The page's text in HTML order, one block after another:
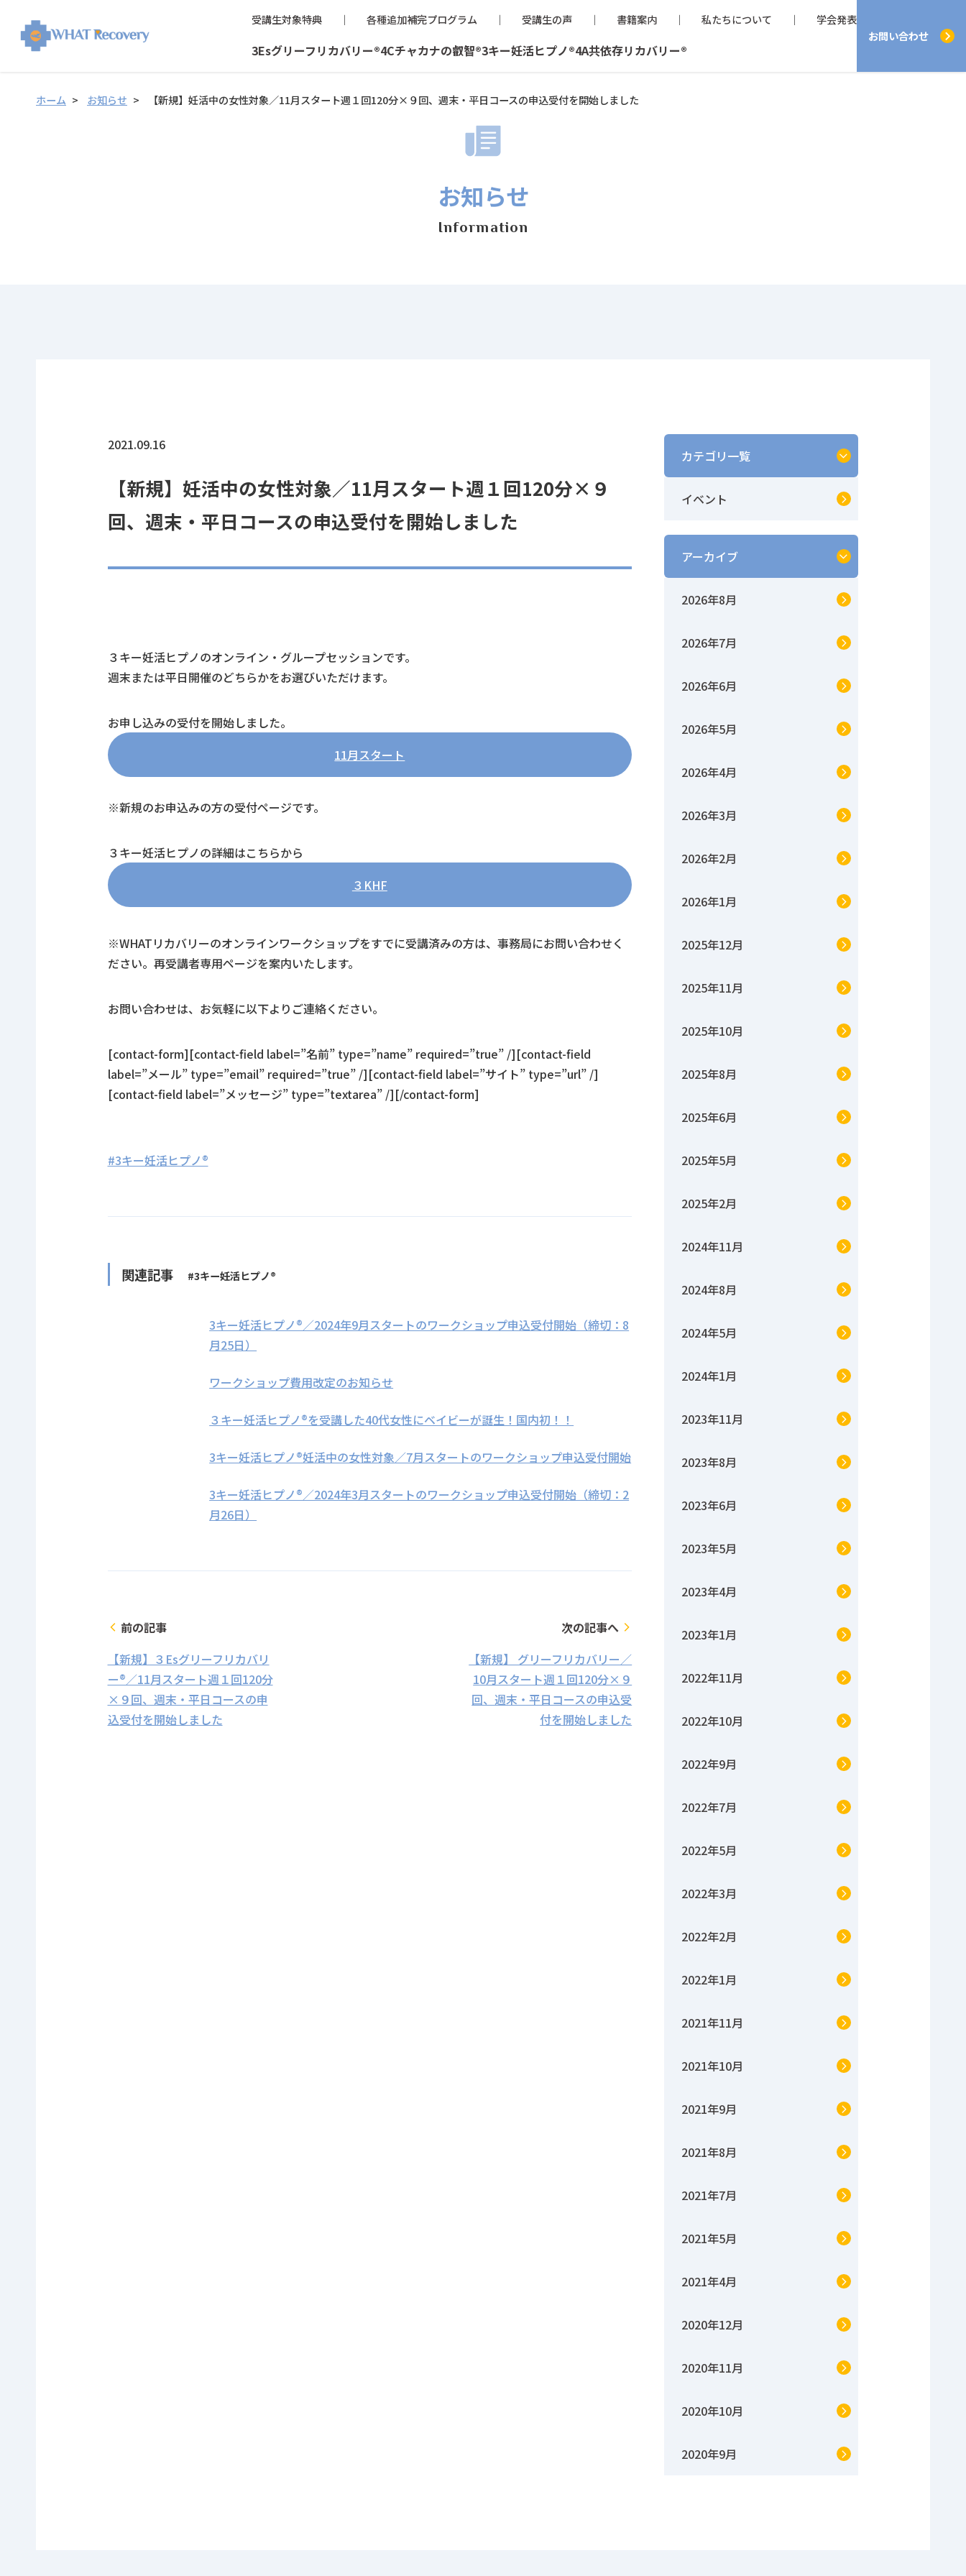
受講生対象特典 各種追加補完プログラム 受講生の声 書籍案内 私たちについて 学会発表
3Esグリーフリカバリー®4Cチャカナの叡智®3キー妊活ヒプノ®4A共依存リカバリー®
お問い合わせ
ホーム お知らせ 【新規】妊活中の女性対象／11月スタート週１回120分×９回、週末・平日コースの申込受付を開始しました
お知らせ
Information
2021.09.16
【新規】妊活中の女性対象／11月スタート週１回120分×９
回、週末・平日コースの申込受付を開始しました
３キー妊活ヒプノのオンライン・グループセッションです。
週末または平日開催のどちらかをお選びいただけます。
お申し込みの受付を開始しました。
11月スタート
※新規のお申込みの方の受付ページです。
３キー妊活ヒプノの詳細はこちらから
３KHF
※WHATリカバリーのオンラインワークショップをすでに受講済みの方は、事務局にお問い合わせく
ださい。再受講者専用ページを案内いたします。
お問い合わせは、お気軽に以下よりご連絡ください。
[contact-form][contact-field label=”名前” type=”name” required=”true” /][contact-field
label=”メール” type=”email” required=”true” /][contact-field label=”サイト” type=”url” /]
[contact-field label=”メッセージ” type=”textarea” /][/contact-form]
#3キー妊活ヒプノ®
関連記事 #3キー妊活ヒプノ®
3キー妊活ヒプノ®／2024年9月スタートのワークショップ申込受付開始（締切：8
月25日）
ワークショップ費用改定のお知らせ
３キー妊活ヒプノ®を受講した40代女性にベイビーが誕生！国内初！！
3キー妊活ヒプノ®妊活中の女性対象／7月スタートのワークショップ申込受付開始
3キー妊活ヒプノ®／2024年3月スタートのワークショップ申込受付開始（締切：2
月26日）
arrow_back_ios 前の記事
【新規】３Esグリーフリカバリ
ー®／11月スタート週１回120分
×９回、週末・平日コースの申
込受付を開始しました
次の記事へ arrow_forward_ios
【新規】 グリーフリカバリー／
10月スタート週１回120分×９
回、週末・平日コースの申込受
付を開始しました
カテゴリ一覧
イベント
アーカイブ
2026年8月
2026年7月
2026年6月
2026年5月
2026年4月
2026年3月
2026年2月
2026年1月
2025年12月
2025年11月
2025年10月
2025年8月
2025年6月
2025年5月
2025年2月
2024年11月
2024年8月
2024年5月
2024年1月
2023年11月
2023年8月
2023年6月
2023年5月
2023年4月
2023年1月
2022年11月
2022年10月
2022年9月
2022年7月
2022年5月
2022年3月
2022年2月
2022年1月
2021年11月
2021年10月
2021年9月
2021年8月
2021年7月
2021年5月
2021年4月
2020年12月
2020年11月
2020年10月
2020年9月